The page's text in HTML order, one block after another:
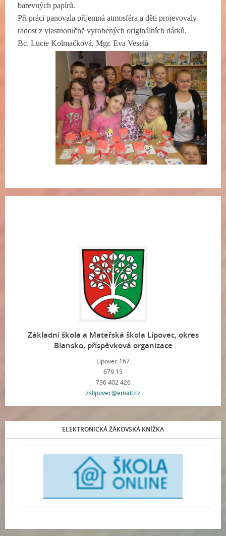
barevných papírů.
Při práci panovala příjemná atmosféra a děti projevovaly
radost z vlastnoručně vyrobených originálních dárků.
Bc. Lucie Kolmačková, Mgr. Eva Veselá
Základní škola a Mateřská škola Lipovec, okres
Blansko, příspěvková organizace
Lipovec 167
679 15
736 402 426
zslipovec@email.cz
ELEKTRONICKÁ ŽÁKOVSKÁ KNÍŽKA